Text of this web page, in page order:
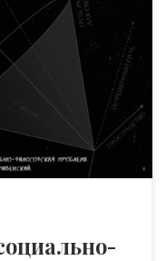
Гегелем,
справедливо
ее ограниченно-
характер:
по сути дела
и его